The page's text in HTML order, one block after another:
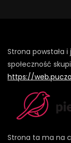
Strona powstała
społeczność
https://
Strona ta ma na